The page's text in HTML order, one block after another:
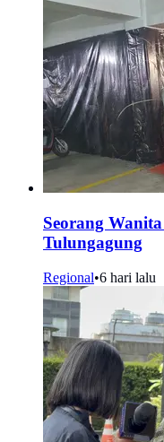
Seorang
Tulungagung
Regional•6 hari lalu